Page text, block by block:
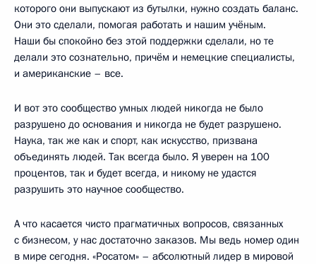
которого они выпускают из бутылки, нужно создать баланс.
Они это сделали, помогая работать и нашим учёным.
Наши бы спокойно без этой поддержки сделали, но те
делали это сознательно, причём и немецкие специалисты,
и американские – все.
И вот это сообщество умных людей никогда не было
разрушено до основания и никогда не будет разрушено.
Наука, так же как и спорт, как искусство, призвана
объединять людей. Так всегда было. Я уверен на 100
процентов, так и будет всегда, и никому не удастся
разрушить это научное сообщество.
А что касается чисто прагматичных вопросов, связанных
с бизнесом, у нас достаточно заказов. Мы ведь номер один
в мире сегодня. «Росатом» – абсолютный лидер в мировой